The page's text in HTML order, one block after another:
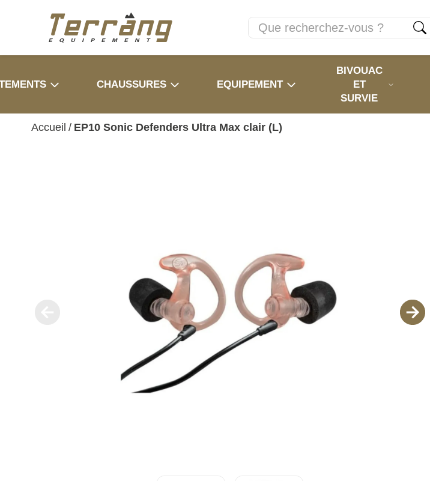
CHAUSSURES EQUIPEMENT
BIVOUAC
ET
SURVIE
Accueil / EP10 Sonic Defenders Ultra Max clair (L)